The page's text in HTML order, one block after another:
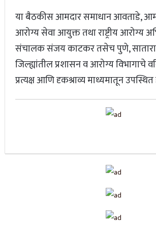
या बैठकीस आमदार समाधान आवताडे,
आरोग्य सेवा आयुक्त तथा राष्ट्रीय आरोग्य
संचालक संजय काटकर तसेच पुणे,
जिल्ह्यांतील प्रशासन व आरोग्य विभागाचे
प्रत्यक्ष आणि दृकश्राव्य माध्यमातून